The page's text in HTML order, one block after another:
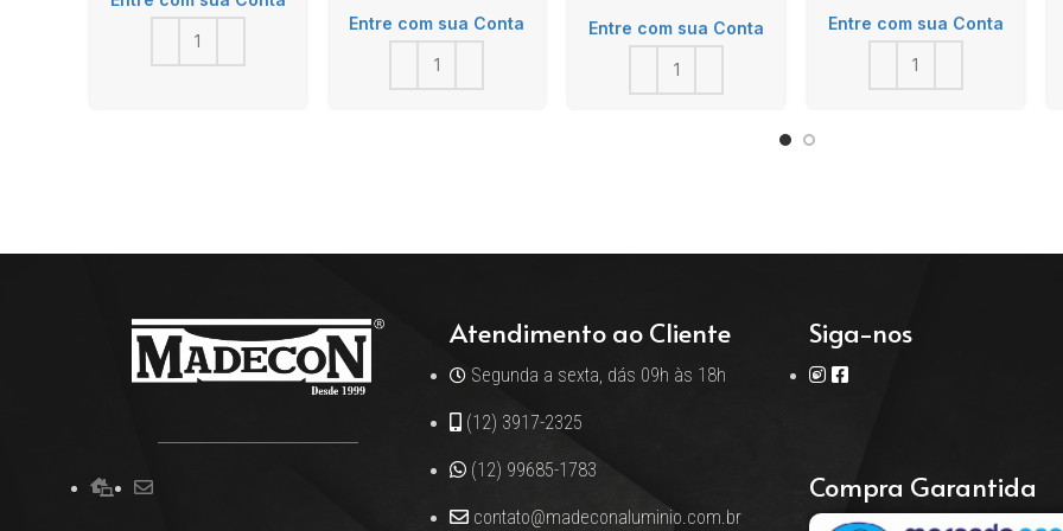
Entre com sua Conta Entre com sua Conta Entre com sua Conta
Atendimento ao Cliente
Segunda a sexta, dás 09h às 18h
(12) 3917-2325
(12) 99685-1783
contato@madeconaluminio.com.br
Siga-nos
Compra Garantida